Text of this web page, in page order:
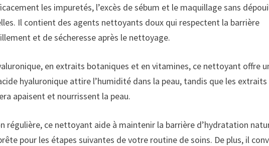
les impuretés, l’excès de sébum et le maquillage sans
Il contient des agents nettoyants doux qui respectent la barrière
et de sécheresse après le nettoyage.
en extraits botaniques et en vitamines, ce nettoyant offre
hyaluronique attire l’humidité dans la peau, tandis que les extraits
apaisent et nourrissent la peau.
régulière, ce nettoyant aide à maintenir la barrière d’hydratation
pour les étapes suivantes de votre routine de soins. De plus, il